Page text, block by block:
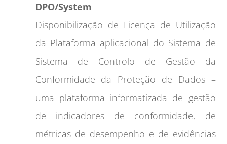
DPO/System
Disponibilização de Licença de Utilização
da Plataforma aplicacional do Sistema de
Sistema de Controlo de Gestão da
Conformidade da Proteção de Dados –
uma plataforma informatizada de gestão
de indicadores de conformidade, de
métricas de desempenho e de evidências